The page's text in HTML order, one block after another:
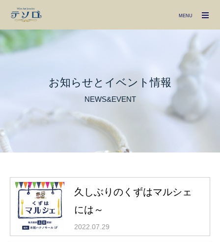
お知らせとイベント情報
NEWS&EVENT
久しぶりのくずはマルシェ
には～
2022.07.29
MENU